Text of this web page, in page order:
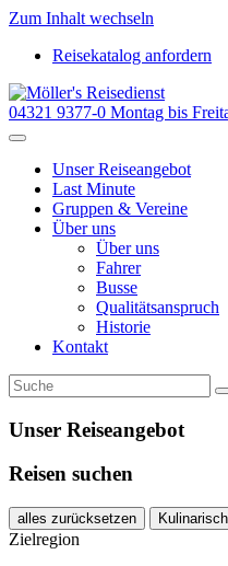
Zum Inhalt wechseln
Reisekatalog anfordern
04321 9377-0 Montag bis
Unser Reiseangebot
Last Minute
Gruppen & Vereine
Über uns
Über uns
Fahrer
Busse
Qualitätsanspruch
Historie
Kontakt
Unser Reiseangebot
Reisen suchen
alles zurücksetzen
Zielregion